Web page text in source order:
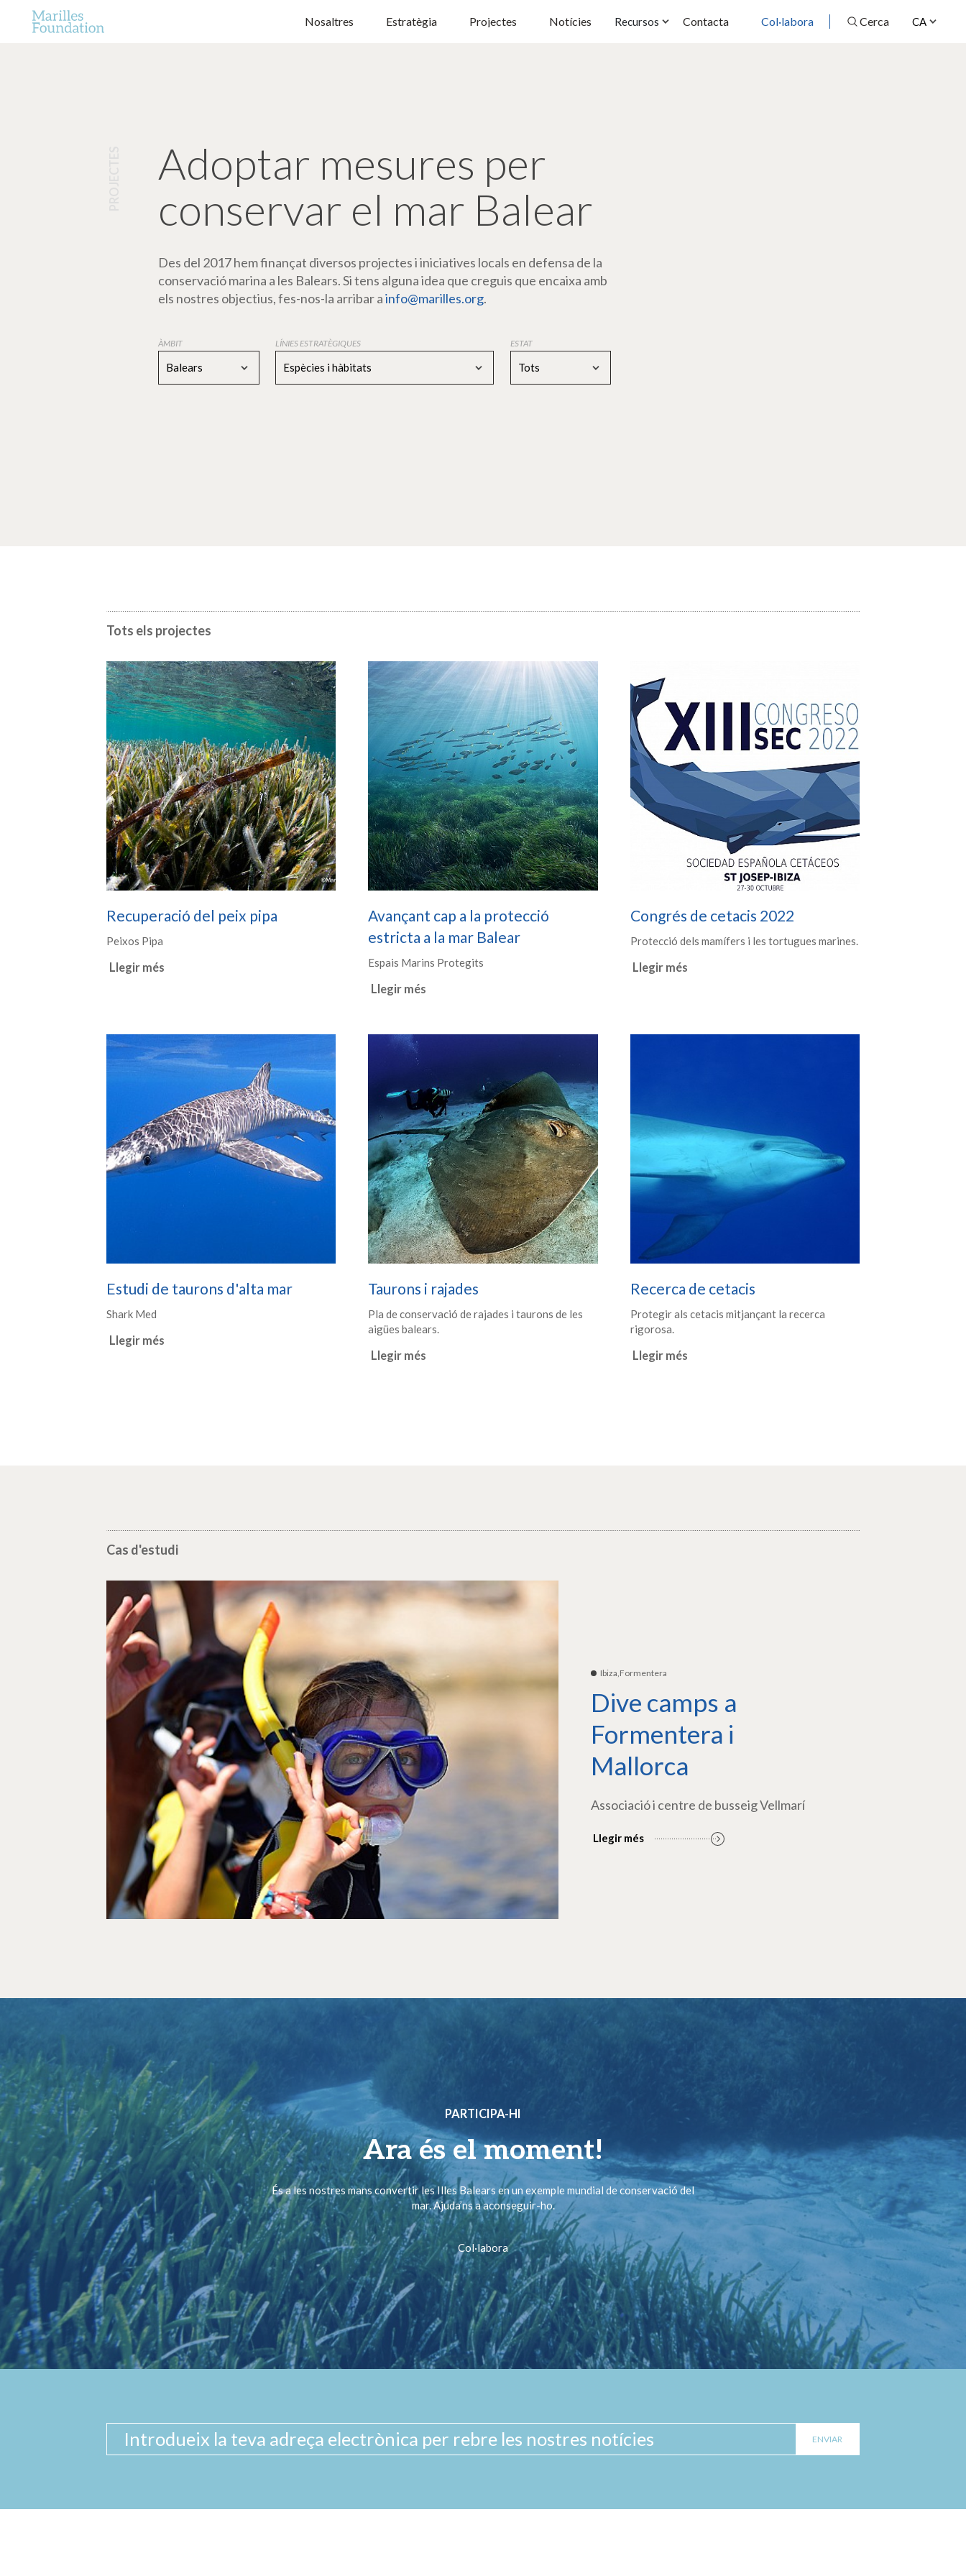
CA
Nosaltres Estratègia Projectes Notícies Recursos Contacta Col·labora Cerca
Adoptar mesures per
conservar el mar Balear
Des del 2017 hem finançat diversos projectes i iniciatives locals en defensa de la
conservació marina a les Balears. Si tens alguna idea que creguis que encaixa amb
els nostres objectius, fes-nos-la arribar ainfo@marilles.org.
ÀMBIT
Balears
LÍNIES ESTRATÈGIQUES
Espècies i hàbitats
ESTAT
Tots
Tots els projectes
Recuperació del peix pipa
Peixos Pipa
Llegir més
Avançant cap a la protecció
estricta a la mar Balear
Espais Marins Protegits
Llegir més
Congrés de cetacis 2022
Protecció dels mamífers i les tortugues marines.
Llegir més
Estudi de taurons d'alta mar
Shark Med
Llegir més
Taurons i rajades
Pla de conservació de rajades i taurons de les
aigües balears.
Llegir més
Recerca de cetacis
Protegir als cetacis mitjançant la recerca
rigorosa.
Llegir més
Cas d'estudi
Ibiza,Formentera
Dive camps a
Formentera i
Mallorca
Associació i centre de busseig Vellmarí
Llegir més
PARTICIPA-HI
Ara és el moment!
És a les nostres mans convertir les Illes Balears en un exemple mundial de conservació del
mar. Ajuda’ns a aconseguir-ho.
Col·labora